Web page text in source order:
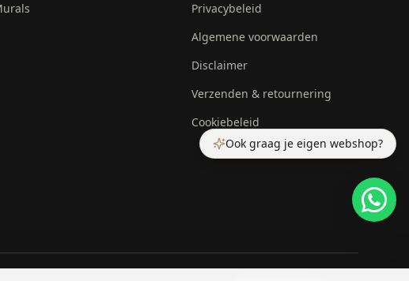
Ook graag je eigen webshop?
Privacybeleid
Algemene voorwaarden
Disclaimer
Verzenden & retournering
Cookiebeleid